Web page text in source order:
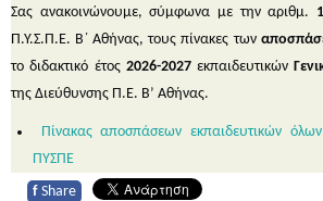
Σας ανακοινώνουμε, σύμφωνα με την αριθμ.
Π.Υ.Σ.Π.Ε. Β΄ Αθήνας, τους πίνακες των
το διδακτικό έτος 2026-2027 εκπαιδευτικών
της Διεύθυνσης Π.Ε. Β’ Αθήνας.
Πίνακας αποσπάσεων εκπαιδευτικών
ΠΥΣΠΕ
f Share